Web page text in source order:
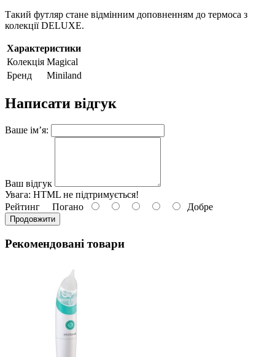
Такий футляр стане відмінним доповненням до термоса з
колекції DELUXE.
Характеристики
Колекція Magical
Бренд
Miniland
Написати відгук
Ваше ім’я:
Ваш відгук
Увага: HTML не підтримується!
Рейтинг Погано Добре
Продовжити
Рекомендовані товари